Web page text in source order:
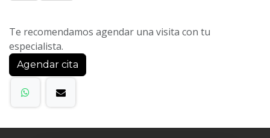
Te recomendamos agendar una visita con tu
especialista.
Agendar cita